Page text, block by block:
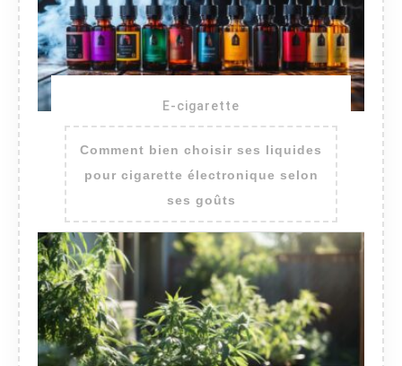
E-cigarette
Comment bien choisir ses liquides
pour cigarette électronique selon
ses goûts